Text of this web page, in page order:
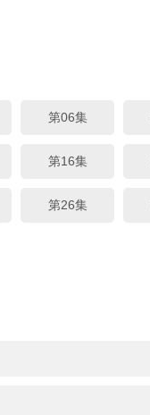
第06集
第16集
第26集